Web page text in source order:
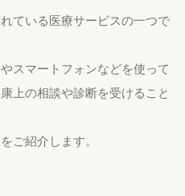
ている医療サービスの一つで
スマートフォンなどを使って
上の相談や診断を受けること
ご紹介します。